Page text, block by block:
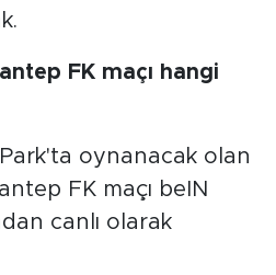
FK maçı hangi
oynanacak olan
FK maçı beIN
canlı olarak